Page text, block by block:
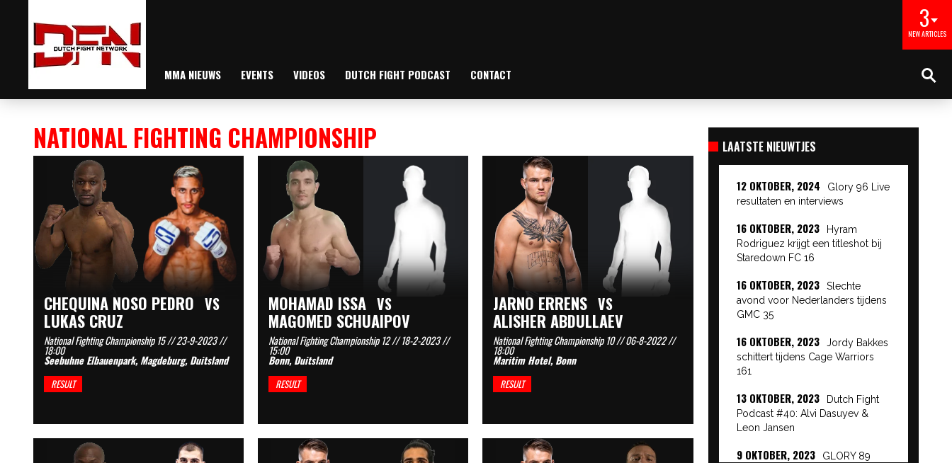
3
NEW ARTICLES
MMA NIEUWS EVENTS VIDEOS DUTCH FIGHT PODCAST CONTACT
NATIONAL FIGHTING CHAMPIONSHIP
CHEQUINA NOSO PEDRO VS
LUKAS CRUZ
National Fighting Championship 15 // 23-9-2023 //
18:00
Seebuhne Elbauenpark, Magdeburg, Duitsland
RESULT
MOHAMAD ISSA VS
MAGOMED SCHUAIPOV
National Fighting Championship 12 // 18-2-2023 //
15:00
Bonn, Duitsland
RESULT
JARNO ERRENS VS
ALISHER ABDULLAEV
National Fighting Championship 10 // 06-8-2022 //
18:00
Maritim Hotel, Bonn
RESULT
LAATSTE NIEUWTJES
12 OKTOBER, 2024
Glory 96 Live
resultaten en interviews
16 OKTOBER, 2023
Hyram
Rodriguez krijgt een titleshot bij
Staredown FC 16
16 OKTOBER, 2023
Slechte
avond voor Nederlanders tijdens
GMC 35
16 OKTOBER, 2023
Jordy Bakkes
schittert tijdens Cage Warriors
161
13 OKTOBER, 2023
Dutch Fight
Podcast #40: Alvi Dasuyev &
Leon Jansen
9 OKTOBER, 2023
GLORY 89